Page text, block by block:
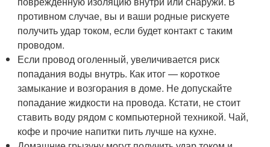
противном случае, вы и ваши родные рискуете
получить удар током, если будет контакт с таким
проводом.
Если провод оголенный, увеличивается риск
попадания воды внутрь. Как итог — короткое
замыкание и возгорания в доме. Не допускайте
попадание жидкости на провода. Кстати, не стоит
ставить воду рядом с компьютерной техникой. Чай,
кофе и прочие напитки пить лучше на кухне.